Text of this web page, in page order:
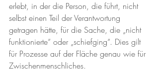
erlebt, in der die Person, die führt, nicht
selbst einen Teil der Verantwortung
getragen hätte, für die Sache, die „nicht
funktionierte“ oder „schiefging“. Dies gilt
für Prozesse auf der Fläche genau wie für
Zwischenmenschliches.